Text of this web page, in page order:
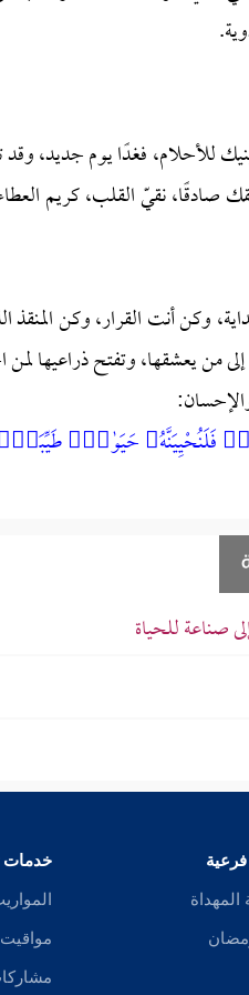
للأحلام، فغدًا يوم جديد،
نقيّ القلب، كريم
وكن أنت القرار، وكن
يعشقها، وتفتح ذراعيها لمن
فَلَنُحْيِيَنَّهُۥ حَيَوٰةًۭ طَيِّبَةًۭ
صناعة للحياة
المهداة
خدمات
مواقيت